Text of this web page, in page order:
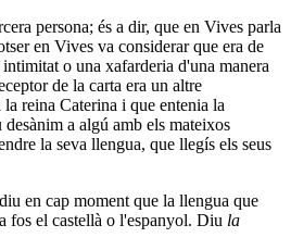
persona; és a dir, que en Vives parla
en Vives va considerar que era de
o una xafarderia d'una manera
de la carta era un altre
reina Caterina i que entenia la
desànim a algú amb els mateixos
la seva llengua, que llegís els seus
en cap moment que la llengua que
fos el castellà o l'espanyol. Diu la